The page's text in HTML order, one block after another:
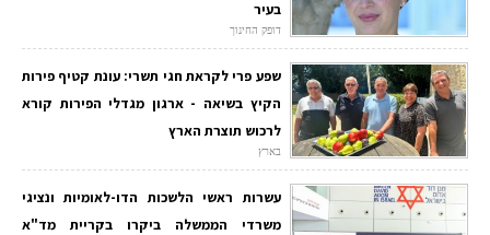
בעיר
דופק החינוך
שפע פרי לקראת חגי תשרי: עונת קטיף פירות
הקיץ בשיאה - ארגון מגדלי הפירות קורא
לרכוש תוצרת הארץ
בארץ
עשרות ראשי הלשכות הדו-לאומיות ונציגי
משרדי הממשלה ביקרו בקריית מד"א